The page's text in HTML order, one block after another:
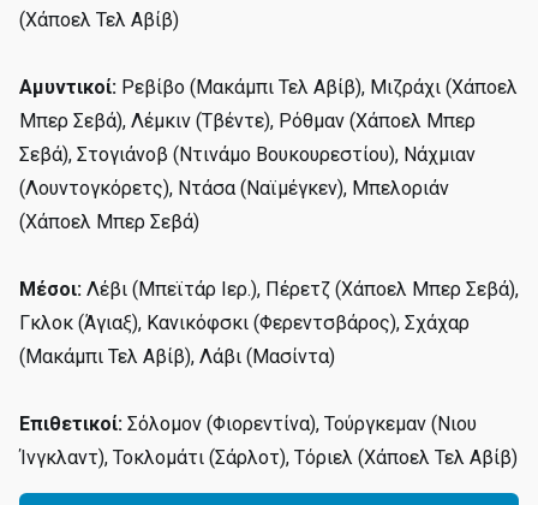
(Χάποελ Τελ Αβίβ)
Αμυντικοί: Ρεβίβο (Μακάμπι Τελ Αβίβ), Μιζράχι (Χάποελ
Μπερ Σεβά), Λέμκιν (Τβέντε), Ρόθμαν (Χάποελ Μπερ
Σεβά), Στογιάνοβ (Ντινάμο Βουκουρεστίου), Νάχμιαν
(Λουντογκόρετς), Ντάσα (Ναϊμέγκεν), Μπελοριάν
(Χάποελ Μπερ Σεβά)
Μέσοι: Λέβι (Μπεϊτάρ Ιερ.), Πέρετζ (Χάποελ Μπερ Σεβά),
Γκλοκ (Άγιαξ), Κανικόφσκι (Φερεντσβάρος), Σχάχαρ
(Μακάμπι Τελ Αβίβ), Λάβι (Μασίντα)
Επιθετικοί: Σόλομον (Φιορεντίνα), Τούργκεμαν (Νιου
Ίνγκλαντ), Τοκλομάτι (Σάρλοτ), Τόριελ (Χάποελ Τελ Αβίβ)